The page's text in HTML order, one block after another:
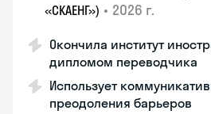
«СКАЕНГ») • 2026 г.
Окончила институт
дипломом переводчика
Использует
преодоления барьеров